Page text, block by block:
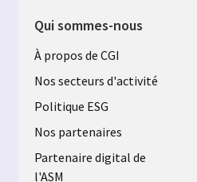
Qui sommes-nous
Useful
links
FRANCE
À propos de CGI
Nos secteurs d'activité
Politique ESG
Nos partenaires
Partenaire digital de
l'ASM